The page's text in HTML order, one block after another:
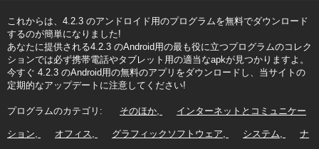
これからは、4.2.3 のアンドロイド用のプログラムを無料でダウンロード
するのが簡単になりました!
あなたに提供される4.2.3 のAndroid用の最も役に立つプログラムのコレク
ションでは必ず携帯電話やタブレット用の適当なapkが見つかりますよ。
今すぐ 4.2.3 のAndroid用の無料のアプリをダウンロードし、当サイトの
定期的なアップデートに注意してください!
プログラムのカテゴリ: そのほか インターネットとコミュニケー
ション オフィス グラフィックソフトウェア システム ナ